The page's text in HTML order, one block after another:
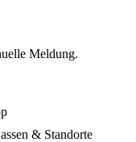
Meldung.
& Standorte